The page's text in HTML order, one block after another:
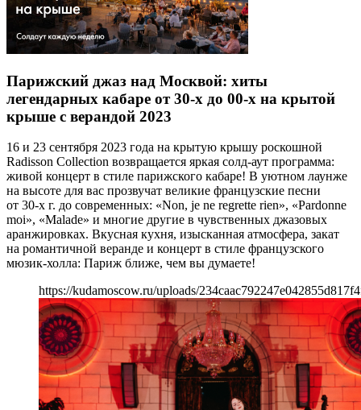
Парижский джаз над Москвой: хиты
легендарных кабаре от 30-х до 00-х на крытой
крыше с верандой 2023
16 и 23 сентября 2023 года на крытую крышу роскошной
Radisson Collection возвращается яркая солд-аут программа:
живой концерт в стиле парижского кабаре! В уютном лаунже
на высоте для вас прозвучат великие французские песни
от 30-х г. до современных: «Non, je ne regrette rien», «Pardonne
moi», «Malade» и многие другие в чувственных джазовых
аранжировках. Вкусная кухня, изысканная атмосфера, закат
на романтичной веранде и концерт в стиле французского
мюзик-холла: Париж ближе, чем вы думаете!
https://kudamoscow.ru/uploads/